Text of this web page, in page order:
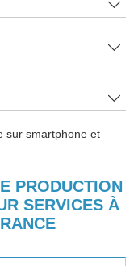
sur smartphone et
PRODUCTION
SERVICES À